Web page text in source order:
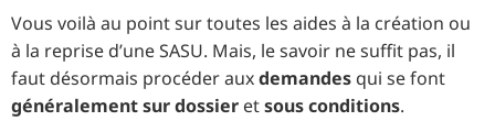
Vous voilà au point sur toutes les aides à la création ou
à la reprise d’une SASU. Mais, le savoir ne suffit pas, il
faut désormais procéder auxdemandes qui se font
généralement sur dossier etsous conditions.